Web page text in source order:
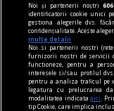
noile fanatisme
Noi și partenerii noștri606
identificatorii cookie unici
gestiona alegerile dvs.
confidențialitate. Aceste
multe detalii
Noi si partenerii nostri
furnizorii nostri de servicii
functioneze, pentru a
interesele si/sau profilul
pentru a analiza traficul pe
legatura cu prelucrarea
modalitatea indicataaici
.
tip Cookie, care implica